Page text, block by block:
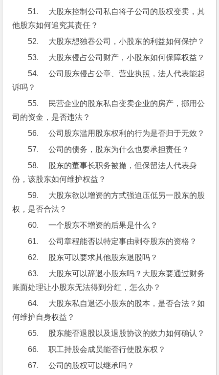
51.     大股东控制公司私自将子公司的股权变卖，其
他股东如何追究其责任？
52.     大股东想独吞公司，小股东的利益如何保护？
53.     大股东侵占公司财产，小股东如何保障权益？
54.     公司股东侵占公章、营业执照，法人代表能起
诉吗？
55.     民营企业的股东私自变卖企业的房产，挪用公
司的资金，是否违法？
56.     公司股东滥用股东权利的行为是否归于无效？
57.     公司的债务，股东为什么也要承担责任？
58.     股东的董事长职务被撤，但保留法人代表身
份，该股东如何维护权益？
59.     大股东欲以增资的方式强迫压低另一股东的股
权，是否合法？
60.     一个股东不增资的后果是什么？
61.     公司章程能否以特定事由剥夺股东的资格？
62.     股东可以要求其他股东退股吗？
63.     大股东可以辞退小股东吗？大股东要通过财务
账面处理让小股东无法得到分红，怎么办？
64.     大股东私自退还小股东的股本，是否合法？如
何维护自身权益？
65.     股东能否退股以及退股协议的效力如何确认？
66.     职工持股会成员能否行使股东权？
67.     公司的股权可以继承吗？